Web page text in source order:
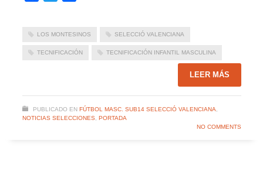
LOS MONTESINOS SELECCIÓ VALENCIANA
TECNIFICACIÓN TECNIFICACIÓN INFANTIL MASCULINA
LEER MÁS
PUBLICADO EN FÚTBOL MASC. SUB14 SELECCIÓ VALENCIANA,
NOTICIAS SELECCIONES, PORTADA
NO COMMENTS